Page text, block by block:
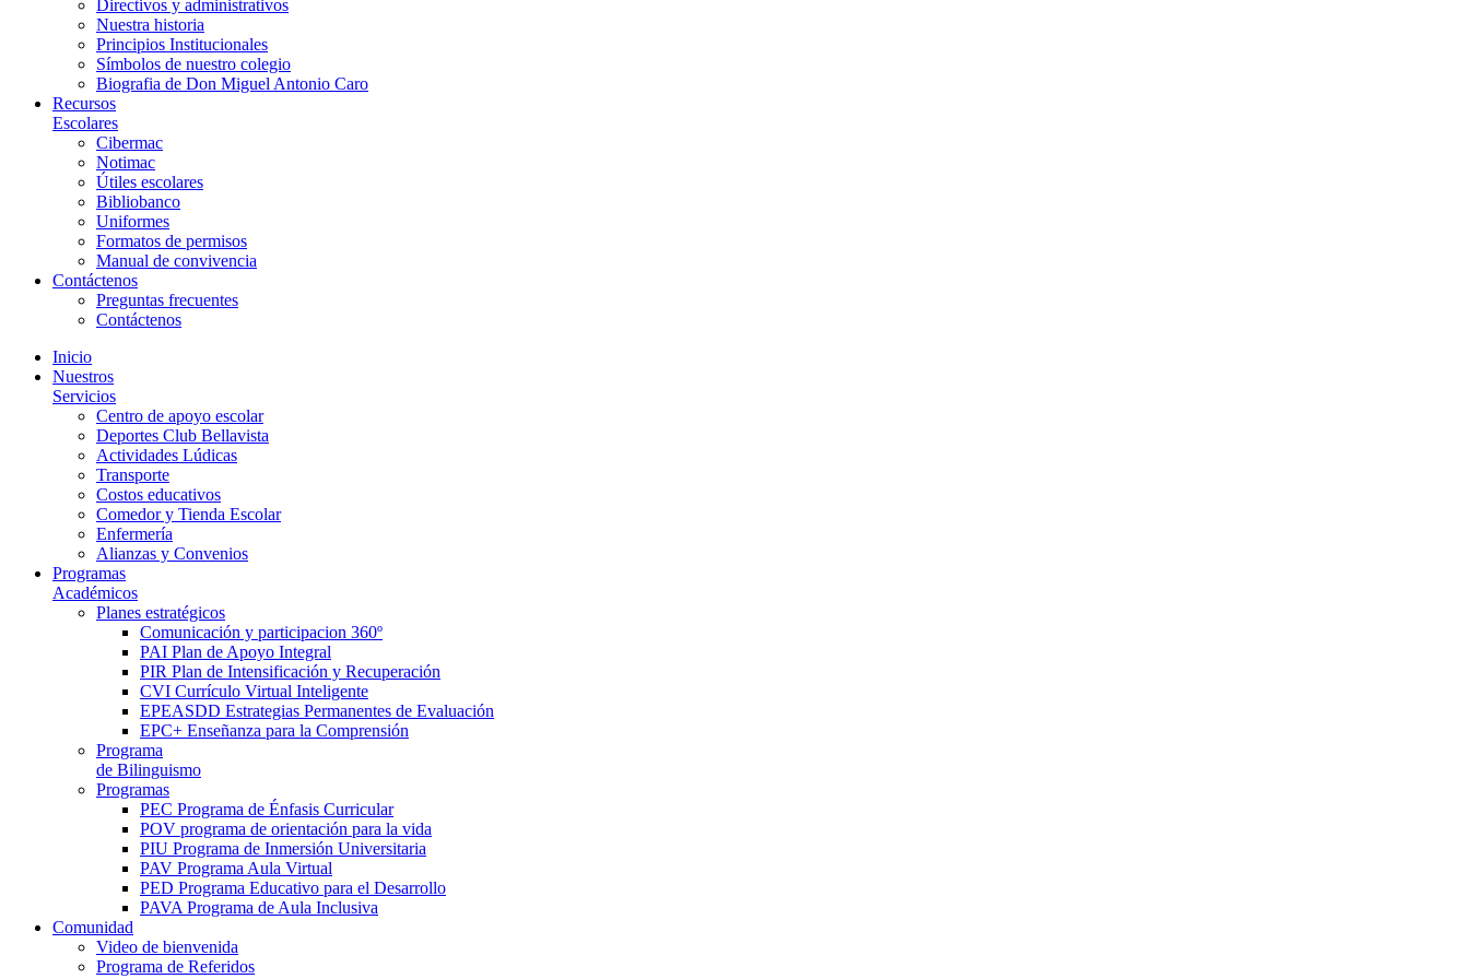
Directivos y administrativos
Nuestra historia
Principios Institucionales
Símbolos de nuestro colegio
Biografia de Don Miguel Antonio Caro
Recursos
Escolares
Cibermac
Notimac
Útiles escolares
Bibliobanco
Uniformes
Formatos de permisos
Manual de convivencia
Contáctenos
Preguntas frecuentes
Contáctenos
Inicio
Nuestros
Servicios
Centro de apoyo escolar
Deportes Club Bellavista
Actividades Lúdicas
Transporte
Costos educativos
Comedor y Tienda Escolar
Enfermería
Alianzas y Convenios
Programas
Académicos
Planes estratégicos
Comunicación y participacion 360º
PAI Plan de Apoyo Integral
PIR Plan de Intensificación y Recuperación
CVI Currículo Virtual Inteligente
EPEASDD Estrategias Permanentes de Evaluación
EPC+ Enseñanza para la Comprensión
Programa
de Bilinguismo
Programas
PEC Programa de Énfasis Curricular
POV programa de orientación para la vida
PIU Programa de Inmersión Universitaria
PAV Programa Aula Virtual
PED Programa Educativo para el Desarrollo
PAVA Programa de Aula Inclusiva
Comunidad
Video de bienvenida
Programa de Referidos